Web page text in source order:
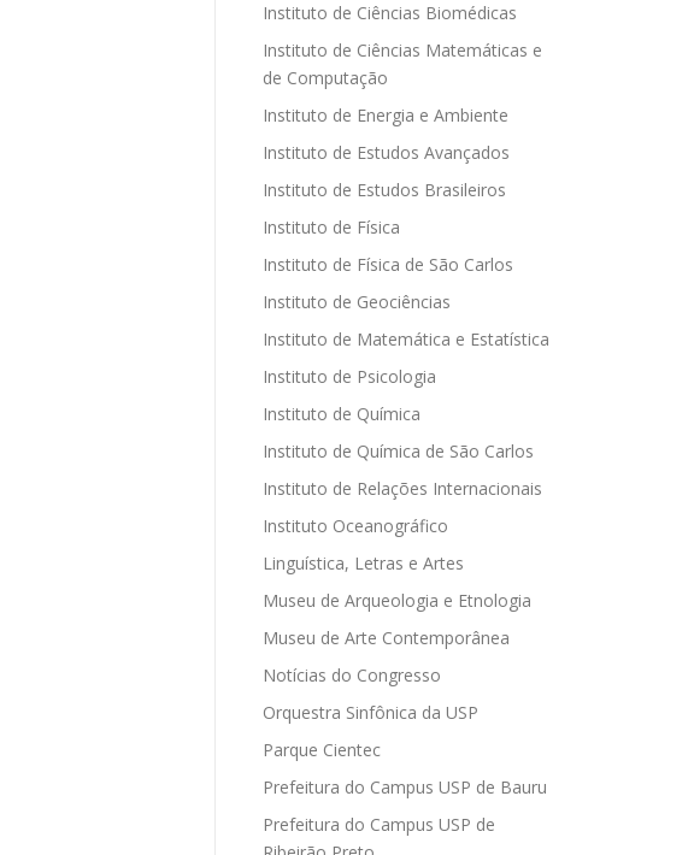
Instituto de Ciências Biomédicas
Instituto de Ciências Matemáticas e
de Computação
Instituto de Energia e Ambiente
Instituto de Estudos Avançados
Instituto de Estudos Brasileiros
Instituto de Física
Instituto de Física de São Carlos
Instituto de Geociências
Instituto de Matemática e Estatística
Instituto de Psicologia
Instituto de Química
Instituto de Química de São Carlos
Instituto de Relações Internacionais
Instituto Oceanográfico
Linguística, Letras e Artes
Museu de Arqueologia e Etnologia
Museu de Arte Contemporânea
Notícias do Congresso
Orquestra Sinfônica da USP
Parque Cientec
Prefeitura do Campus USP de Bauru
Prefeitura do Campus USP de